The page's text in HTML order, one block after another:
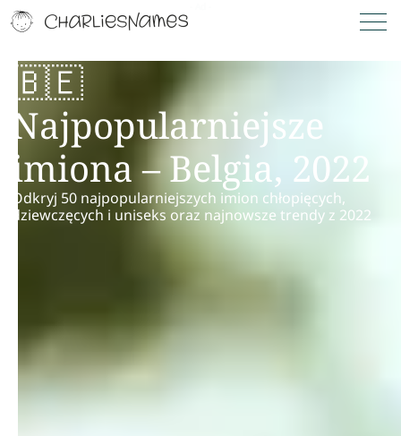
🇧🇪
Najpopularniejsze
imiona – Belgia, 2022
Odkryj 50 najpopularniejszych imion chłopięcych,
dziewczęcych i uniseks oraz najnowsze trendy z 2022